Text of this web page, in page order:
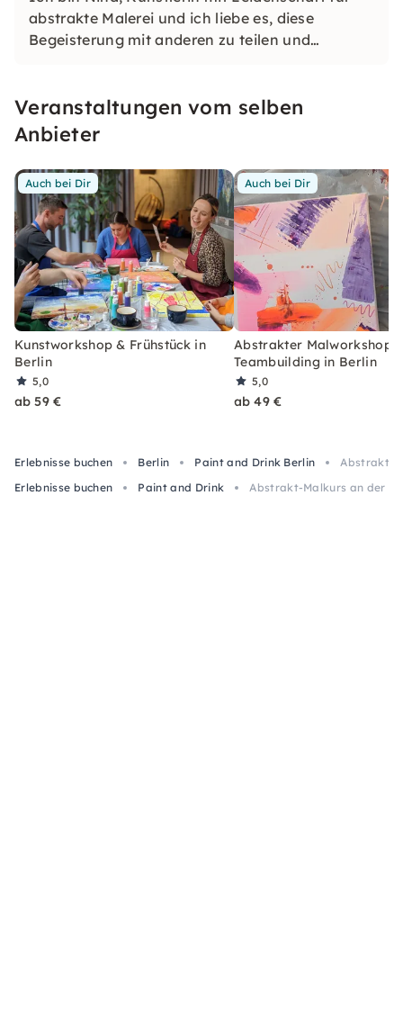
abstrakte Malerei und ich liebe es, diese
Begeisterung mit anderen zu teilen und
Veranstaltungen vom selben
Anbieter
Auch bei Dir
Kunstworkshop & Frühstück in
Berlin
5,0
ab 59 €
Auch bei Dir
Abstrakter Malworkshop
Teambuilding in Berlin
5,0
ab 49 €
Erlebnisse buchen Berlin Paint and Drink Berlin
Abstrakt-
Erlebnisse buchen
Paint and Drink Abstrakt-Malkurs an der